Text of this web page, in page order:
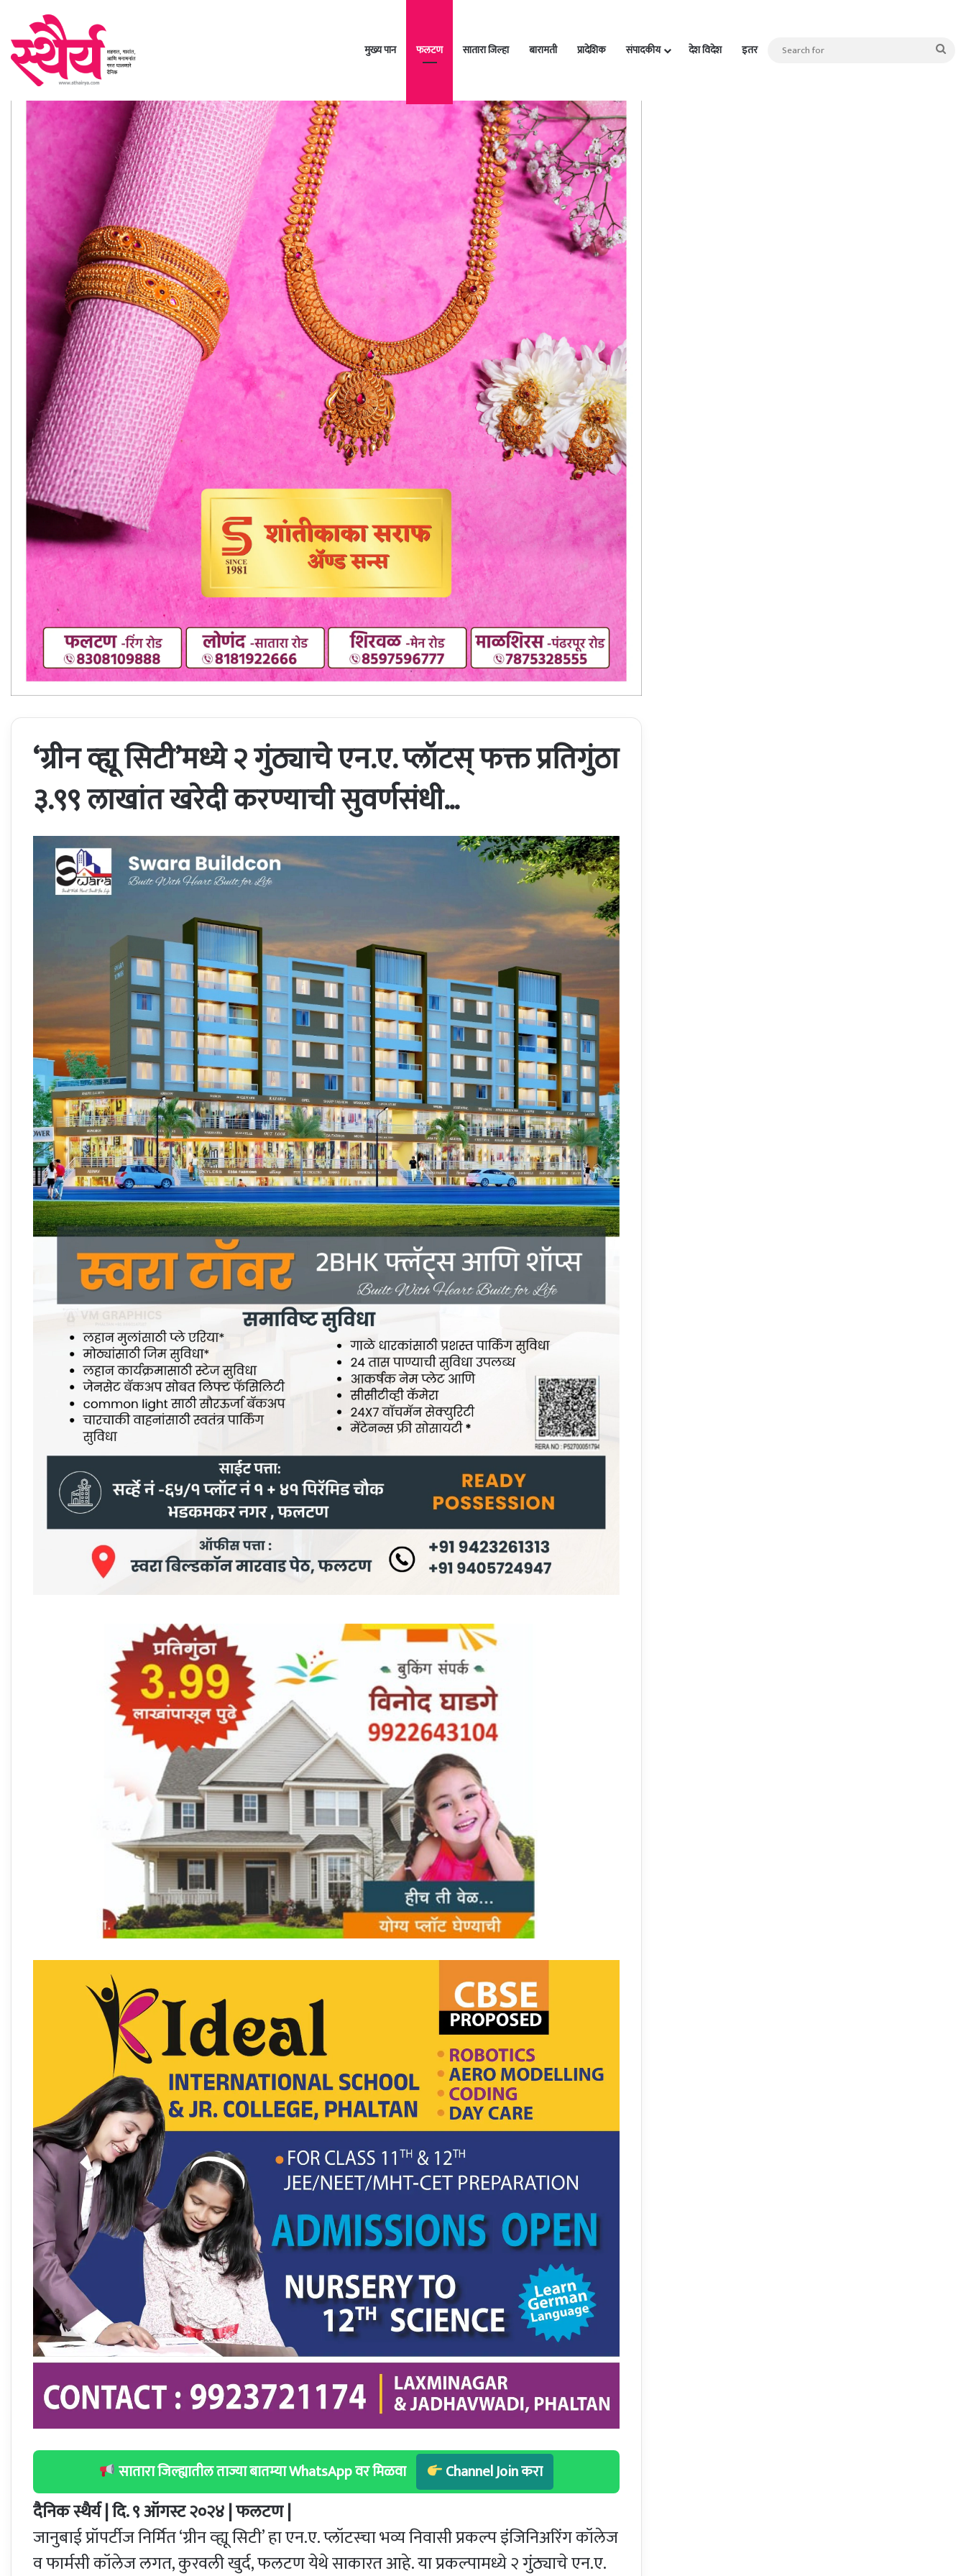
मुख्य पान फलटण सातारा जिल्हा बारामती प्रादेशिक संपादकीय देश विदेश इतर
‘ग्रीन व्ह्यू सिटी’मध्ये २ गुंठ्याचे एन.ए. प्लॉटस् फक्त प्रतिगुंठा
३.९९ लाखांत खरेदी करण्याची सुवर्णसंधी…
सातारा जिल्ह्यातील ताज्या बातम्या WhatsApp वर मिळवा Channel Join करा
दैनिक स्थैर्य | दि. ९ ऑगस्ट २०२४ | फलटण |
जानुबाई प्रॉपर्टीज निर्मित ‘ग्रीन व्ह्यू सिटी’ हा एन.ए. प्लॉटस्चा भव्य निवासी प्रकल्प इंजिनिअरिंग कॉलेज
व फार्मसी कॉलेज लगत, कुरवली खुर्द, फलटण येथे साकारत आहे. या प्रकल्पामध्ये २ गुंठ्याचे एन.ए.